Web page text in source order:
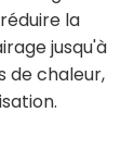
la
jusqu'à
de chaleur,